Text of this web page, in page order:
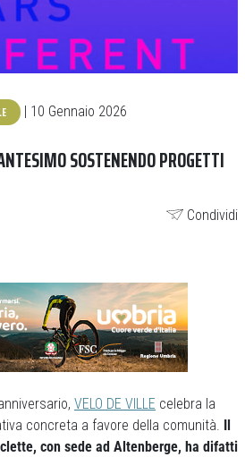
| 10 Gennaio 2026
SOSTENENDO PROGETTI
Condividi
VELO DE VILLE celebra la
concreta a favore della comunità. Il
con sede ad Altenberge, ha difatti